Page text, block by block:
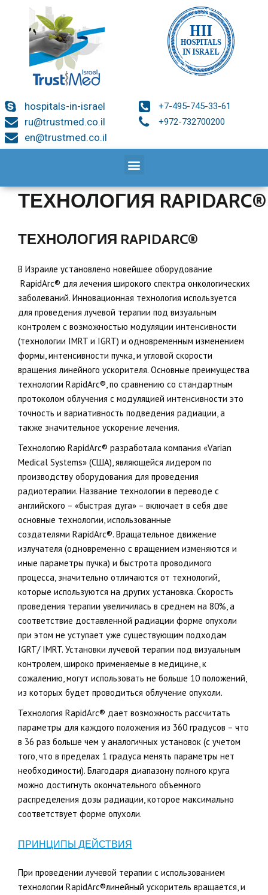
hospitals-in-israel
ru@trustmed.co.il
en@trustmed.co.il
+7-495-745-33-61
+972-732700200
ТЕХНОЛОГИЯ RAPIDARC®
ТЕХНОЛОГИЯ RAPIDARC®
В Израиле установлено новейшее оборудование
RapidArc® для лечения широкого спектра онкологических
заболеваний. Инновационная технология используется
для проведения лучевой терапии под визуальным
контролем с возможностью модуляции интенсивности
(технологии IMRT и IGRT) и одновременным изменением
формы, интенсивности пучка, и угловой скорости
вращения линейного ускорителя. Основные преимущества
технологии RapidArc®, по сравнению со стандартным
протоколом облучения с модуляцией интенсивности это
точность и вариативность подведения радиации, а
также значительное ускорение лечения.
Технологию RapidArc® разработала компания «Varian
Medical Systems» (США), являющейся лидером по
производству оборудования для проведения
радиотерапии. Название технологии в переводе с
английского – «быстрая дуга» – включает в себя две
основные технологии, использованные
создателями RapidArc®. Вращательное движение
излучателя (одновременно с вращением изменяются и
иные параметры пучка) и быстрота проводимого
процесса, значительно отличаются от технологий,
которые используются на других установка. Скорость
проведения терапии увеличилась в среднем на 80%, а
соответствие доставленной радиации форме опухоли
при этом не уступает уже существующим подходам
IGRT/ IMRT. Установки лучевой терапии под визуальным
контролем, широко применяемые в медицине, к
сожалению, могут использовать не больше 10 положений,
из которых будет проводиться облучение опухоли.
Технология RapidArc® дает возможность рассчитать
параметры для каждого положения из 360 градусов – что
в 36 раз больше чем у аналогичных установок (с учетом
того, что в пределах 1 градуса менять параметры нет
необходимости). Благодаря диапазону полного круга
можно достигнуть окончательного объемного
распределения дозы радиации, которое максимально
соответствует форме опухоли.
ПРИНЦИПЫ ДЕЙСТВИЯ
При проведении лучевой терапии с использованием
технологии RapidArc®линейный ускоритель вращается, и